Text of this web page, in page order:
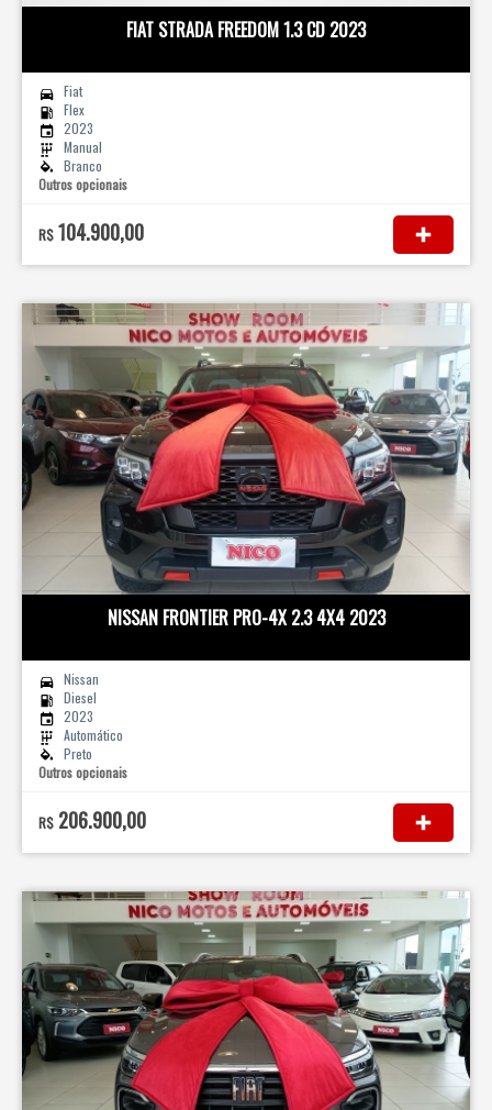
FIAT STRADA FREEDOM 1.3 CD 2023
Fiat
Flex
2023
Manual
Branco
Outros opcionais
R$ 104.900,00
NISSAN FRONTIER PRO-4X 2.3 4X4 2023
Nissan
Diesel
2023
Automático
Preto
Outros opcionais
R$ 206.900,00